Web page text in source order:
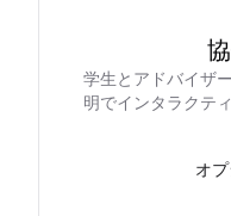
学生とアドバイザ
明でインタラクテ
オ